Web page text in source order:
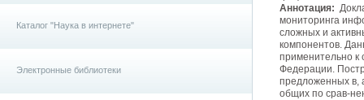
Каталог "Наука в интернете"
Электронные библиотеки
Аннотация:
мониторинга
сложных и
компонентов.
применительно к
Федерации.
предложенных в,
общих по срав-